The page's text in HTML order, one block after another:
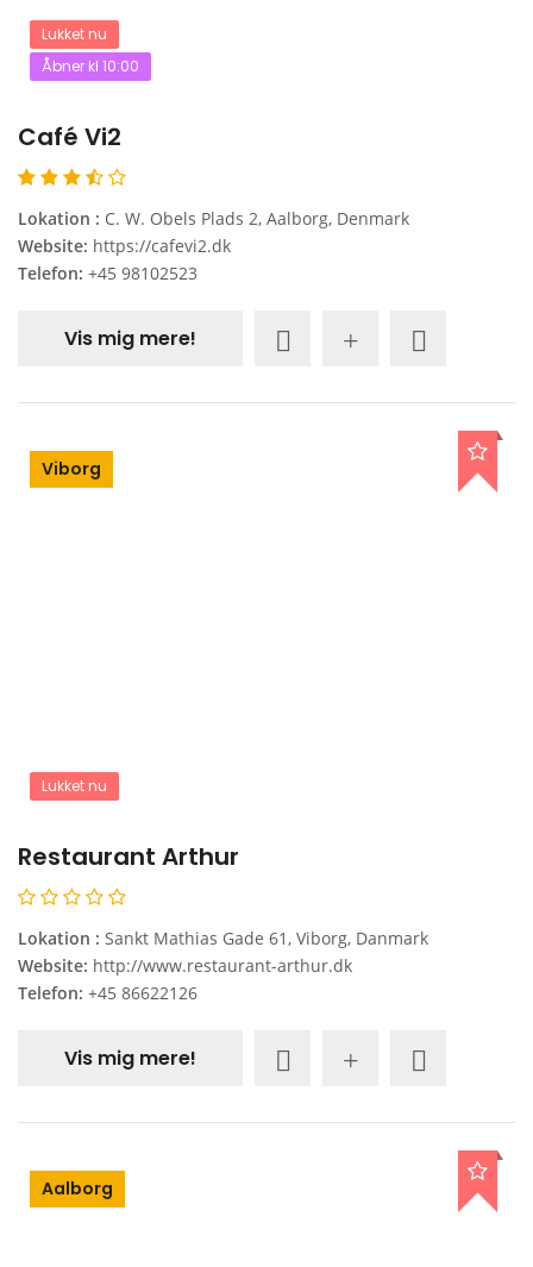
Lukket nu
Åbner kl 10:00
Café Vi2
Lokation : C. W. Obels Plads 2, Aalborg, Denmark
Website: https://cafevi2.dk
Telefon: +45 98102523
Vis mig mere!
Viborg
Lukket nu
Restaurant Arthur
Lokation : Sankt Mathias Gade 61, Viborg, Danmark
Website: http://www.restaurant-arthur.dk
Telefon: +45 86622126
Vis mig mere!
Aalborg